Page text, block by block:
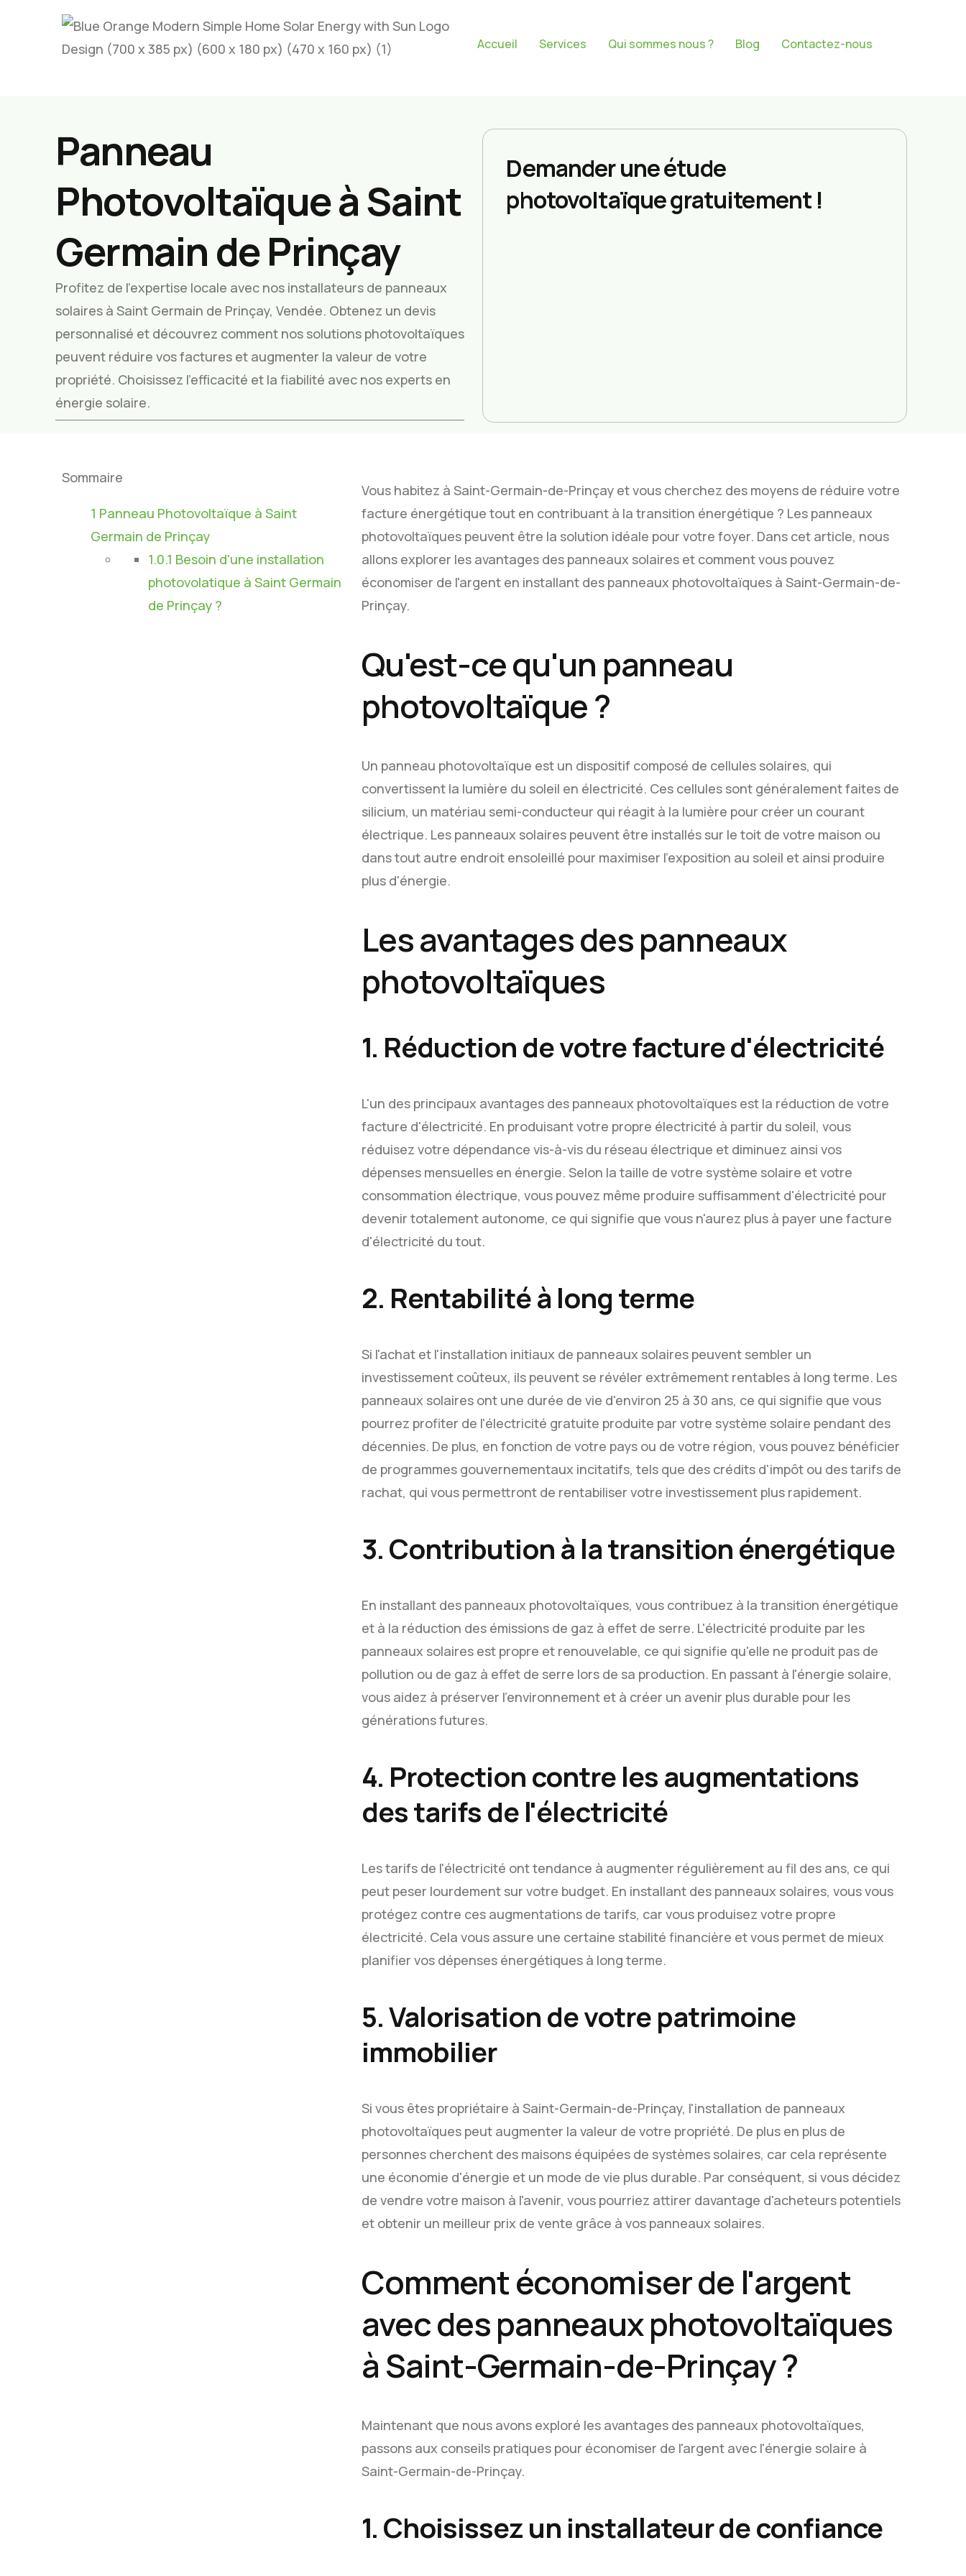
Accueil Services Qui sommes nous ? Blog Contactez-nous
Panneau
Photovoltaïque à Saint
Germain de Prinçay
Profitez de l’expertise locale avec nos installateurs de panneaux
solaires à Saint Germain de Prinçay, Vendée. Obtenez un devis
personnalisé et découvrez comment nos solutions photovoltaïques
peuvent réduire vos factures et augmenter la valeur de votre
propriété. Choisissez l’efficacité et la fiabilité avec nos experts en
énergie solaire.
Demander une étude
photovoltaïque gratuitement !
Sommaire
1 Panneau Photovoltaïque à Saint
Germain de Prinçay
1.0.1 Besoin d'une installation
photovolatique à Saint Germain
de Prinçay ?
Vous habitez à Saint-Germain-de-Prinçay et vous cherchez des moyens de réduire votre
facture énergétique tout en contribuant à la transition énergétique ? Les panneaux
photovoltaïques peuvent être la solution idéale pour votre foyer. Dans cet article, nous
allons explorer les avantages des panneaux solaires et comment vous pouvez
économiser de l'argent en installant des panneaux photovoltaïques à Saint-Germain-de-
Prinçay.
Qu'est-ce qu'un panneau
photovoltaïque ?
Un panneau photovoltaïque est un dispositif composé de cellules solaires, qui
convertissent la lumière du soleil en électricité. Ces cellules sont généralement faites de
silicium, un matériau semi-conducteur qui réagit à la lumière pour créer un courant
électrique. Les panneaux solaires peuvent être installés sur le toit de votre maison ou
dans tout autre endroit ensoleillé pour maximiser l'exposition au soleil et ainsi produire
plus d'énergie.
Les avantages des panneaux
photovoltaïques
1. Réduction de votre facture d'électricité
L'un des principaux avantages des panneaux photovoltaïques est la réduction de votre
facture d'électricité. En produisant votre propre électricité à partir du soleil, vous
réduisez votre dépendance vis-à-vis du réseau électrique et diminuez ainsi vos
dépenses mensuelles en énergie. Selon la taille de votre système solaire et votre
consommation électrique, vous pouvez même produire suffisamment d'électricité pour
devenir totalement autonome, ce qui signifie que vous n'aurez plus à payer une facture
d'électricité du tout.
2. Rentabilité à long terme
Si l'achat et l'installation initiaux de panneaux solaires peuvent sembler un
investissement coûteux, ils peuvent se révéler extrêmement rentables à long terme. Les
panneaux solaires ont une durée de vie d'environ 25 à 30 ans, ce qui signifie que vous
pourrez profiter de l'électricité gratuite produite par votre système solaire pendant des
décennies. De plus, en fonction de votre pays ou de votre région, vous pouvez bénéficier
de programmes gouvernementaux incitatifs, tels que des crédits d'impôt ou des tarifs de
rachat, qui vous permettront de rentabiliser votre investissement plus rapidement.
3. Contribution à la transition énergétique
En installant des panneaux photovoltaïques, vous contribuez à la transition énergétique
et à la réduction des émissions de gaz à effet de serre. L'électricité produite par les
panneaux solaires est propre et renouvelable, ce qui signifie qu'elle ne produit pas de
pollution ou de gaz à effet de serre lors de sa production. En passant à l'énergie solaire,
vous aidez à préserver l'environnement et à créer un avenir plus durable pour les
générations futures.
4. Protection contre les augmentations
des tarifs de l'électricité
Les tarifs de l'électricité ont tendance à augmenter régulièrement au fil des ans, ce qui
peut peser lourdement sur votre budget. En installant des panneaux solaires, vous vous
protégez contre ces augmentations de tarifs, car vous produisez votre propre
électricité. Cela vous assure une certaine stabilité financière et vous permet de mieux
planifier vos dépenses énergétiques à long terme.
5. Valorisation de votre patrimoine
immobilier
Si vous êtes propriétaire à Saint-Germain-de-Prinçay, l'installation de panneaux
photovoltaïques peut augmenter la valeur de votre propriété. De plus en plus de
personnes cherchent des maisons équipées de systèmes solaires, car cela représente
une économie d'énergie et un mode de vie plus durable. Par conséquent, si vous décidez
de vendre votre maison à l'avenir, vous pourriez attirer davantage d'acheteurs potentiels
et obtenir un meilleur prix de vente grâce à vos panneaux solaires.
Comment économiser de l'argent
avec des panneaux photovoltaïques
à Saint-Germain-de-Prinçay ?
Maintenant que nous avons exploré les avantages des panneaux photovoltaïques,
passons aux conseils pratiques pour économiser de l'argent avec l'énergie solaire à
Saint-Germain-de-Prinçay.
1. Choisissez un installateur de confiance